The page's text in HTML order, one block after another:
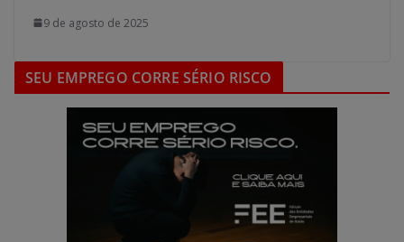
9 de agosto de 2025
SEU EMPREGO CORRE SÉRIO RISCO